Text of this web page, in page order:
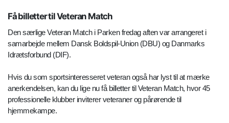
Få billetter til Veteran Match
Den særlige Veteran Match i Parken fredag aften var arrangeret i
samarbejde mellem Dansk Boldspil-Union (DBU) og Danmarks
Idrætsforbund (DIF).
Hvis du som sportsinteresseret veteran også har lyst til at mærke
anerkendelsen, kan du lige nu få billetter til Veteran Match, hvor 45
professionelle klubber inviterer veteraner og pårørende til
hjemmekampe.